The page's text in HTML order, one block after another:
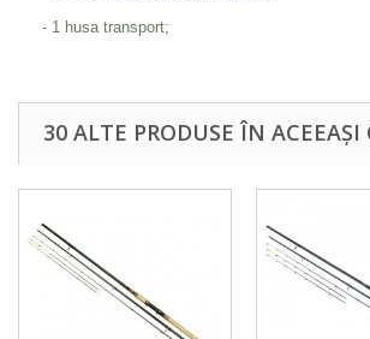
- 1 husa transport;
30 ALTE PRODUSE ÎN ACEEAȘI